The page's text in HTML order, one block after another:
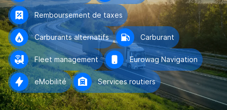
Remboursement de taxes
Carburants alternatifs Carburant
Fleet management Eurowag Navigation
eMobilité Services routiers